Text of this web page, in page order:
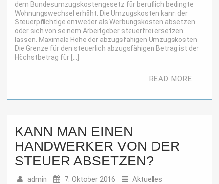
dem Bundesumzugskostengesetz für beruflich bedingte
Wohnungswechsel erhöht. Die Umzugskosten kann der
Steuerpflichtige entweder als Werbungskosten absetzen
oder sich von seinem Arbeitgeber steuerfrei ersetzen
lassen. Maximale Höhe der abzugsfähigen Umzugskosten
Die Grenze für den steuerlich abzugsfähigen Betrag ist der
Höchstbetrag für […]
READ MORE
KANN MAN EINEN
HANDWERKER VON DER
STEUER ABSETZEN?
admin 7. Oktober 2016 Aktuelles